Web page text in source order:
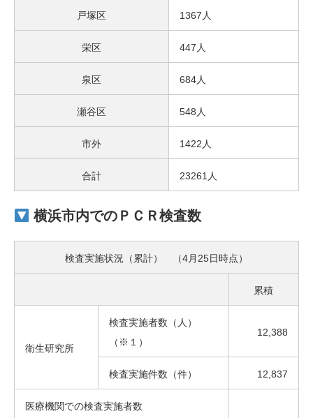
戸塚区 1367人
栄区 447人
泉区 684人
瀬谷区 548人
市外 1422人
合計 23261人
横浜市内での ＰＣＲ検査数
検査実施状況（累計） （4月25日時点）
累積
衛生研究所
検査実施者数（人）
（※１）
12,388
検査実施件数（件） 12,837
医療機関での検査実施者数